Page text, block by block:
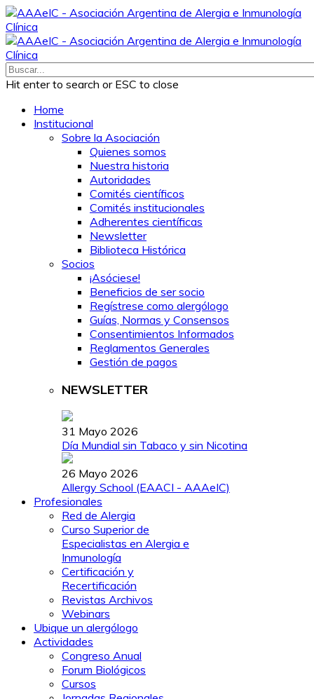
Hit enter to search or ESC to close
Home
Institucional
Sobre la Asociación
Quienes somos
Nuestra historia
Autoridades
Comités científicos
Comités institucionales
Adherentes científicas
Newsletter
Biblioteca Histórica
Socios
¡Asóciese!
Beneficios de ser socio
Regístrese como alergólogo
Guías, Normas y Consensos
Consentimientos Informados
Reglamentos Generales
Gestión de pagos
NEWSLETTER
31 Mayo 2026
Día Mundial sin Tabaco y sin Nicotina
26 Mayo 2026
Allergy School (EAACI - AAAeIC)
Profesionales
Red de Alergia
Curso Superior de
Especialistas en Alergia e
Inmunología
Certificación y
Recertificación
Revistas Archivos
Webinars
Ubique un alergólogo
Actividades
Congreso Anual
Forum Biológicos
Cursos